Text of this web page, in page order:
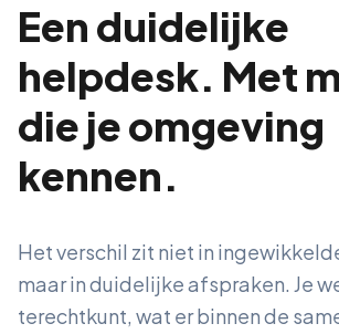
Een duidelijke
helpdesk. Met
die je omgeving
kennen.
Het verschil zit niet in
maar in duidelijke afspraken. Je
terechtkunt, wat er binnen de